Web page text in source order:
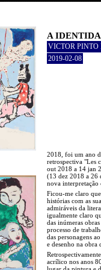
A
VICTOR PINTO
2019-02-08
2018, foi um ano
retrospectiva "Les
out 2018 a 14 jan
(13 dez 2018 a 26
nova interpretação
Ficou-me claro
histórias com as
admiráveis da
igualmente claro
das inúmeras
processo de
das personagens
e desenho na obra
acrílico nos anos